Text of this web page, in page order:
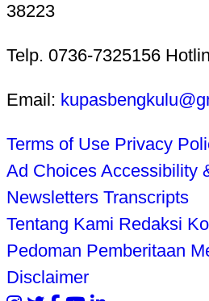
38223
Telp. 0736-7325156
Email:
Terms of Use Privacy
Ad Choices Accessibility
Newsletters Transcripts
Tentang Kami Redaksi
Pedoman Pemberitaan
Disclaimer